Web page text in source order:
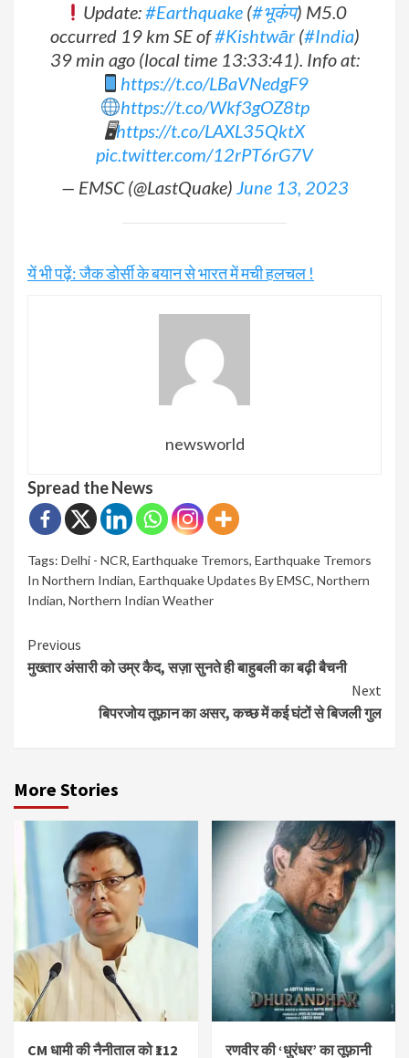
Update:#Earthquake(#भूकंप) M5.0
occurred 19 km SE of#Kishtwār(#India)
39 min ago (local time 13:33:41). Info at:
https://t.co/LBaVNedgF9
https://t.co/Wkf3gOZ8tp
🖥https://t.co/LAXL35QktX
pic.twitter.com/12rPT6rG7V
— EMSC (@LastQuake) June 13, 2023
यें भी पढ़ें: जैक डोर्सी के बयान से भारत में मची हलचल !
newsworld
Spread the News
Tags: Delhi - NCR, Earthquake Tremors, Earthquake Tremors
In Northern Indian, Earthquake Updates By EMSC, Northern
Indian, Northern Indian Weather
Continue
Reading
Previous
मुख्तार अंसारी को उम्र कैद, सज़ा सुनते ही बाहुबली का बढ़ी बैचनी
Next
बिपरजोय तूफ़ान का असर, कच्छ में कई घंटों से बिजली गुल
More Stories
CM धामी की नैनीताल को ₹112 रणवीर की ‘धुरंधर’ का तूफ़ानी